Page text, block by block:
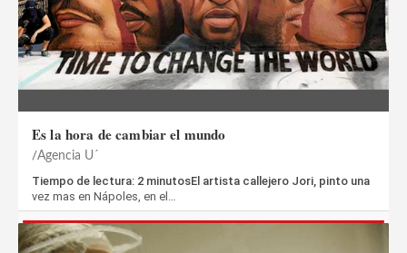
Es la hora de cambiar el mundo
Agencia U´
Tiempo de lectura: 2 minutosEl artista callejero Jori, pinto una
vez mas en Nápoles, en el…